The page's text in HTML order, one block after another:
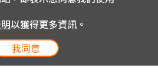
以獲得更多資訊。
我同意